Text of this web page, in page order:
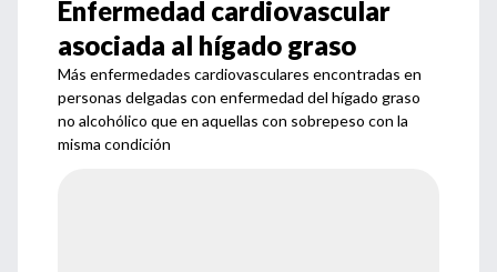
Enfermedad cardiovascular
asociada al hígado graso
Más enfermedades cardiovasculares encontradas en
personas delgadas con enfermedad del hígado graso
no alcohólico que en aquellas con sobrepeso con la
misma condición